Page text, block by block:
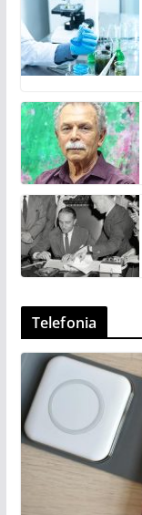
Telefonia